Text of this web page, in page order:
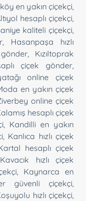
en yakın çiçekçi
hesaplı çiçekçi
kaliteli çiçekçi
Hasanpaşa hızlı
Kızıltoprak
çiçek gönder
online çiçek
en yakın çiçek
online çiçek
hesaplı çiçek
, Kandilli en yakın
, Kanlıca hızlı çiçek
hesaplı çiçek
Kavacık hızlı çiçek
, Kaynarca en
güvenli çiçekçi
hızlı çiçekçi